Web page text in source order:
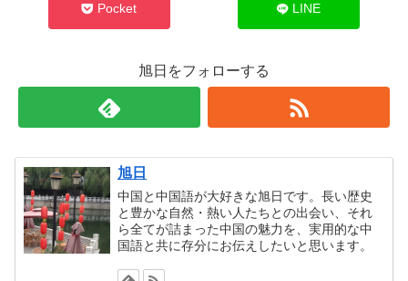
Pocket LINE
旭日をフォローする
旭日
中国と中国語が大好きな旭日です。長い歴史
と豊かな自然・熱い人たちとの出会い、それ
ら全てが詰まった中国の魅力を、実用的な中
国語と共に存分にお伝えしたいと思います。